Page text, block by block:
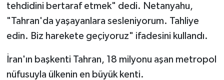
tehdidini bertaraf etmek" dedi. Netanyahu,
"Tahran'da yaşayanlara sesleniyorum. Tahliye
edin. Biz harekete geçiyoruz" ifadesini kullandı.
İran'ın başkenti Tahran, 18 milyonu aşan metropol
nüfusuyla ülkenin en büyük kenti.